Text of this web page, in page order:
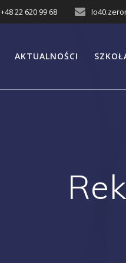
+48 22 620 99 68
AKTUALNOŚCI